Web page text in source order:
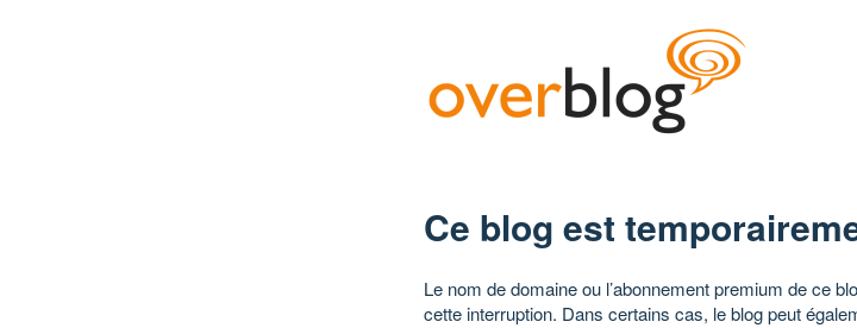
Ce blog est
Le nom de domaine ou l’abonnement premium de ce
cette interruption. Dans certains cas, le blog peut